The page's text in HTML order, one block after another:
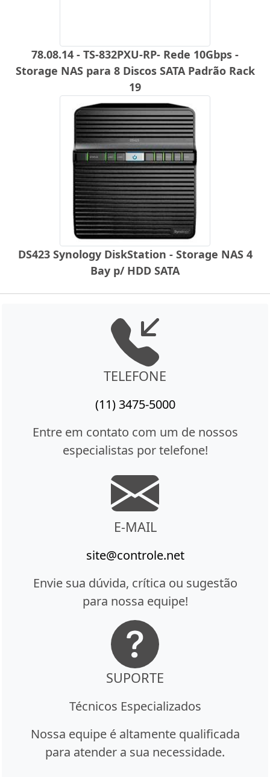
78.08.14 - TS-832PXU-RP- Rede 10Gbps -
Storage NAS para 8 Discos SATA Padrão Rack
19
DS423 Synology DiskStation - Storage NAS 4
Bay p/ HDD SATA
TELEFONE
(11) 3475-5000
Entre em contato com um de nossos
especialistas por telefone!
E-MAIL
site@controle.net
Envie sua dúvida, crítica ou sugestão
para nossa equipe!
SUPORTE
Técnicos Especializados
Nossa equipe é altamente qualificada
para atender a sua necessidade.